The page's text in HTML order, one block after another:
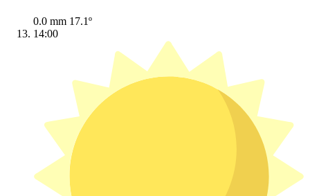
0.0 mm 17.1º
14:00